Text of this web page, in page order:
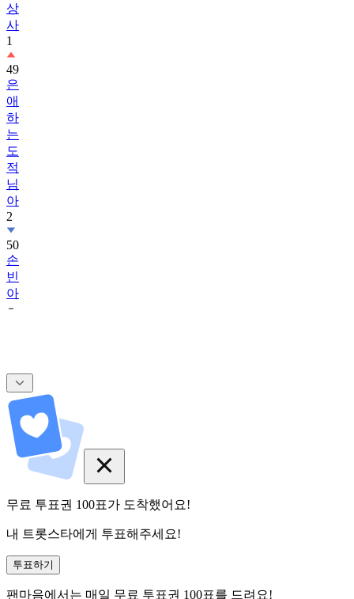
상
사
1
49
은
애
하
는
도
적
님
아
2
50
손
빈
아
무료 투표권 100표가 도착했어요!
내 트롯스타에게 투표해주세요!
투표하기
팬마음에서는 매일 무료 투표권 100표를 드려요!